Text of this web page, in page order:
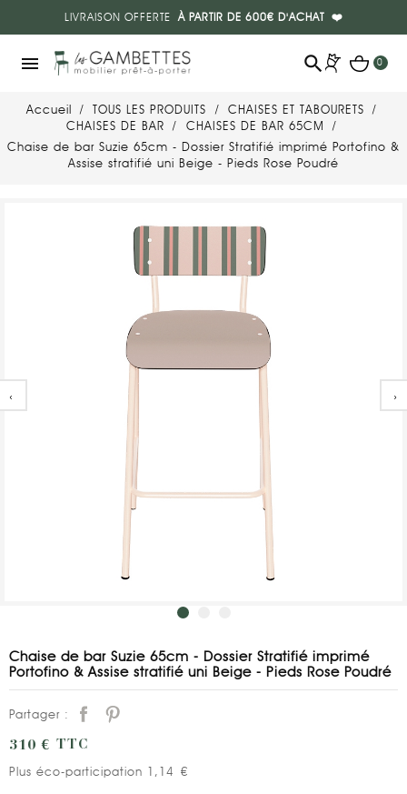
LIVRAISON OFFERTEÀ PARTIR DE 600€ D'ACHAT ❤️
menu search 0
Accueil TOUS LES PRODUITS
CHAISES ET TABOURETS
CHAISES DE BAR
CHAISES DE BAR 65CM
Chaise de bar Suzie 65cm - Dossier Stratifié imprimé Portofino &
Assise stratifié uni Beige - Pieds Rose Poudré
‹ ›
Chaise de bar Suzie 65cm - Dossier Stratifié imprimé
Portofino & Assise stratifié uni Beige - Pieds Rose Poudré
Partager :
310 € TTC
Plus éco-participation 1,14 €